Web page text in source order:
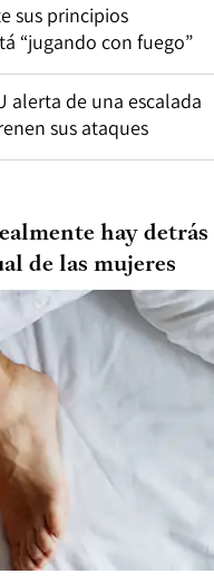
sus principios
“jugando con fuego”
alerta de una escalada
sus ataques
hay detrás
de las mujeres